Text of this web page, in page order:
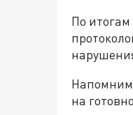
По
на